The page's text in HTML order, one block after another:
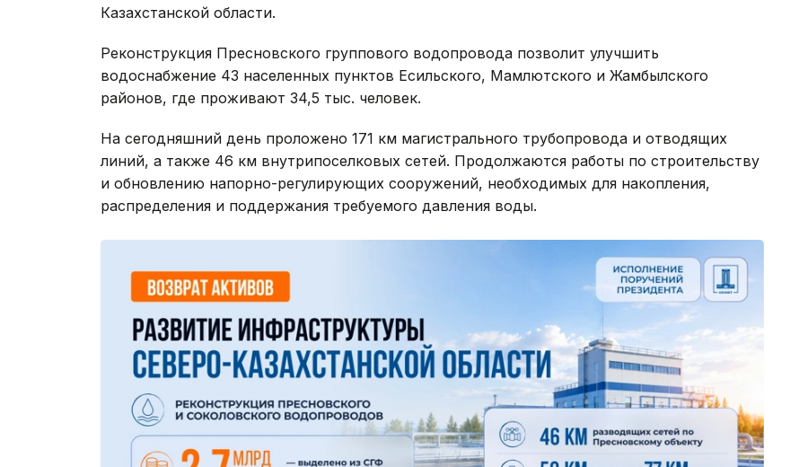
Казахстанской области.
Реконструкция Пресновского группового водопровода позволит улучшить
водоснабжение 43 населенных пунктов Есильского, Мамлютского и Жамбылского
районов, где проживают 34,5 тыс. человек.
На сегодняшний день проложено 171 км магистрального трубопровода и отводящих
линий, а также 46 км внутрипоселковых сетей. Продолжаются работы по строительству
и обновлению напорно-регулирующих сооружений, необходимых для накопления,
распределения и поддержания требуемого давления воды.